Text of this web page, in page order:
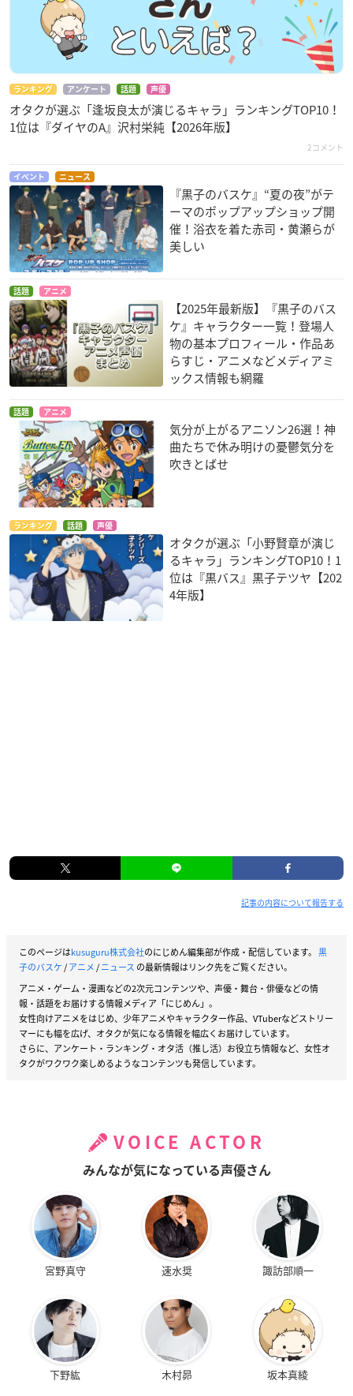
ランキング アンケート 話題 声優
オタクが選ぶ「逢坂良太が演じるキャラ」ランキングTOP10！
1位は『ダイヤのA』沢村栄純【2026年版】
2コメント
イベント ニュース
『黒子のバスケ』“夏の夜”がテ
ーマのポップアップショップ開
催！浴衣を着た赤司・黄瀬らが
美しい
話題 アニメ
【2025年最新版】『黒子のバス
ケ』キャラクター一覧！登場人
物の基本プロフィール・作品あ
らすじ・アニメなどメディアミ
ックス情報も網羅
話題 アニメ
気分が上がるアニソン26選！神
曲たちで休み明けの憂鬱気分を
吹きとばせ
ランキング 話題 声優
オタクが選ぶ「小野賢章が演じ
るキャラ」ランキングTOP10！1
位は『黒バス』黒子テツヤ【202
4年版】
記事の内容について報告する
このページはkusuguru株式会社のにじめん編集部が作成・配信しています。 黒
子のバスケ/アニメ/ニュース の最新情報はリンク先をご覧ください。
アニメ・ゲーム・漫画などの2次元コンテンツや、声優・舞台・俳優などの情
報・話題をお届けする情報メディア「にじめん」。
女性向けアニメをはじめ、少年アニメやキャラクター作品、VTuberなどストリー
マーにも幅を広げ、オタクが気になる情報を幅広くお届けしています。
さらに、アンケート・ランキング・オタ活（推し活）お役立ち情報など、女性オ
タクがワクワク楽しめるようなコンテンツも発信しています。
VOICE ACTOR
みんなが気になっている声優さん
宮野真守 速水奨 諏訪部順一
下野紘 木村昴 坂本真綾